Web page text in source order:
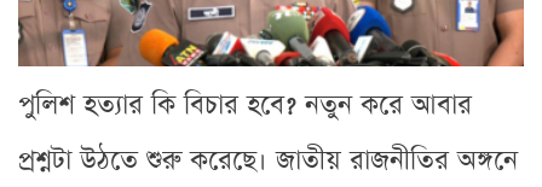
পুলিশ হত্যার কি বিচার হবে? নতুন করে আবার
প্রশ্নটা উঠতে শুরু করেছে। জাতীয় রাজনীতির অঙ্গনে